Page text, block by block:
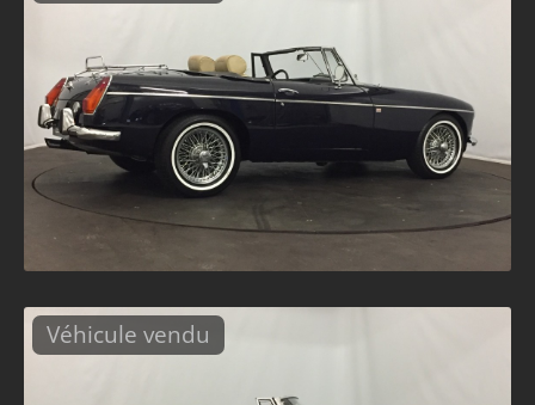
Véhicule vendu